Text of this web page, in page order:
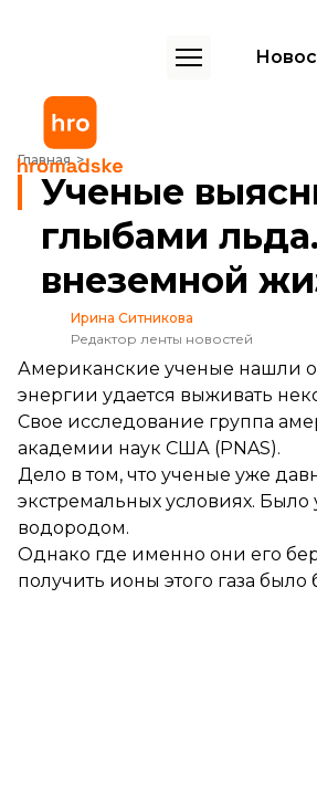
Главная
Ученые выяснили, как бактериям
Ученые
глыбами
внеземной
Ирина Ситникова
Редактор ленты новостей
Американские ученые нашли
энергии удается выживать
Свое исследование группа
академии наук США (PNAS).
Дело в том, что ученые уже
экстремальных условиях.
водородом.
Однако где именно они его
получить ионы этого газа